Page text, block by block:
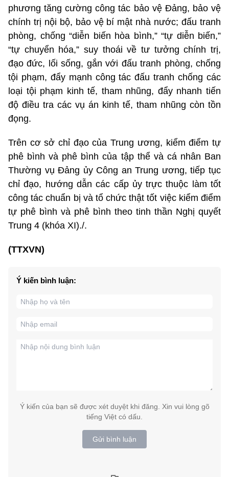
phương tăng cường công tác bảo vệ Đảng, bảo vệ
chính trị nội bộ, bảo vệ bí mật nhà nước; đấu tranh
phòng, chống “diễn biến hòa bình,” “tự diễn biến,”
“tự chuyển hóa,” suy thoái về tư tưởng chính trị,
đạo đức, lối sống, gắn với đấu tranh phòng, chống
tội phạm, đẩy mạnh công tác đấu tranh chống các
loại tội phạm kinh tế, tham nhũng, đẩy nhanh tiến
độ điều tra các vụ án kinh tế, tham nhũng còn tồn
đọng.
Trên cơ sở chỉ đạo của Trung ương, kiểm điểm tự
phê bình và phê bình của tập thể và cá nhân Ban
Thường vụ Đảng ủy Công an Trung ương, tiếp tục
chỉ đạo, hướng dẫn các cấp ủy trực thuộc làm tốt
công tác chuẩn bị và tổ chức thật tốt việc kiểm điểm
tự phê bình và phê bình theo tinh thần Nghị quyết
Trung 4 (khóa XI)./.
(TTXVN)
Ý kiến bình luận:
Ý kiến của bạn sẽ được xét duyệt khi đăng. Xin vui lòng gõ
tiếng Việt có dấu.
Gửi bình luận